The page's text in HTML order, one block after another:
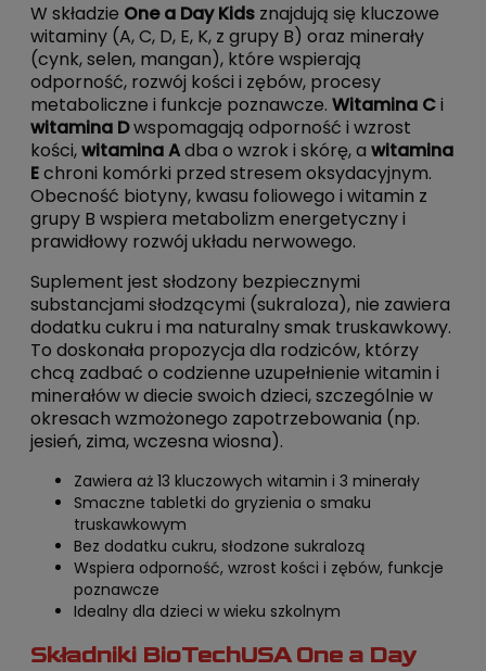
W składzie One a Day Kids znajdują się kluczowe
witaminy (A, C, D, E, K, z grupy B) oraz minerały
(cynk, selen, mangan), które wspierają
odporność, rozwój kości i zębów, procesy
metaboliczne i funkcje poznawcze. Witamina Ci
witamina Dwspomagają odporność i wzrost
kości,witamina Adba o wzrok i skórę, a witamina
Echroni komórki przed stresem oksydacyjnym.
Obecność biotyny, kwasu foliowego i witamin z
grupy B wspiera metabolizm energetyczny i
prawidłowy rozwój układu nerwowego.
Suplement jest słodzony bezpiecznymi
substancjami słodzącymi (sukraloza), nie zawiera
dodatku cukru i ma naturalny smak truskawkowy.
To doskonała propozycja dla rodziców, którzy
chcą zadbać o codzienne uzupełnienie witamin i
minerałów w diecie swoich dzieci, szczególnie w
okresach wzmożonego zapotrzebowania (np.
jesień, zima, wczesna wiosna).
Zawiera aż 13 kluczowych witamin i 3 minerały
Smaczne tabletki do gryzienia o smaku
truskawkowym
Bez dodatku cukru, słodzone sukralozą
Wspiera odporność, wzrost kości i zębów, funkcje
poznawcze
Idealny dla dzieci w wieku szkolnym
Składniki BioTechUSA One a Day